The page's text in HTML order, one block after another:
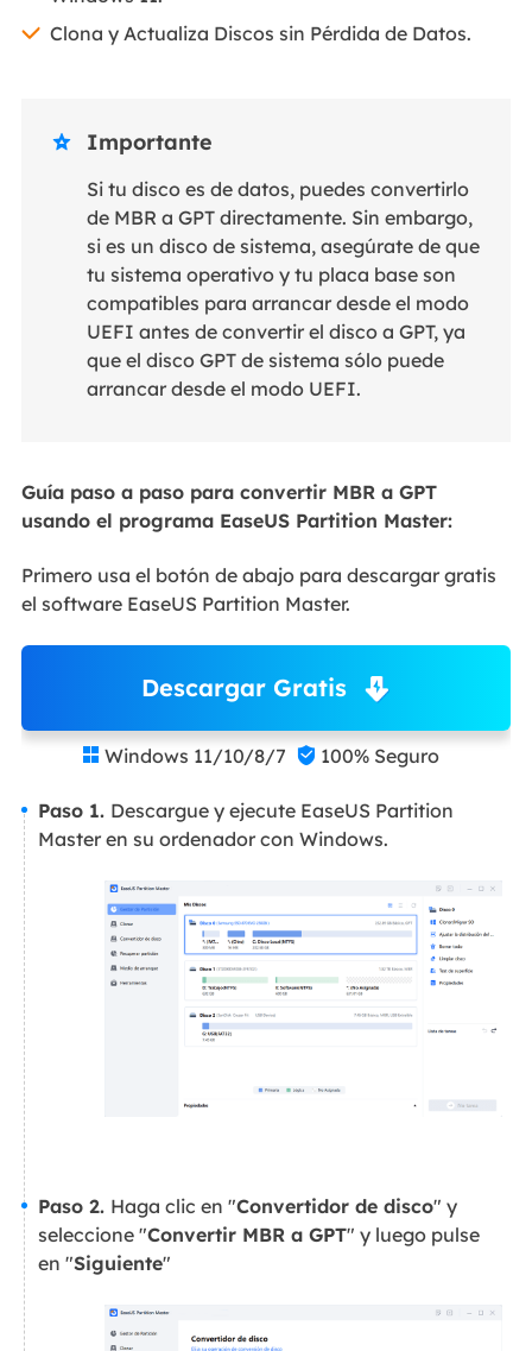
Clona y Actualiza Discos sin Pérdida de Datos.
 Importante
Si tu disco es de datos, puedes convertirlo
de MBR a GPT directamente. Sin embargo,
si es un disco de sistema, asegúrate de que
tu sistema operativo y tu placa base son
compatibles para arrancar desde el modo
UEFI antes de convertir el disco a GPT, ya
que el disco GPT de sistema sólo puede
arrancar desde el modo UEFI.
Guía paso a paso para convertir MBR a GPT
usando el programa EaseUS Partition Master:
Primero usa el botón de abajo para descargar gratis
el software EaseUS Partition Master.
Descargar Gratis
 Windows 11/10/8/7  100% Seguro
Paso 1. Descargue y ejecute EaseUS Partition
Master en su ordenador con Windows.
Paso 2. Haga clic en "Convertidor de disco" y
seleccione "Convertir MBR a GPT" y luego pulse
en "Siguiente"